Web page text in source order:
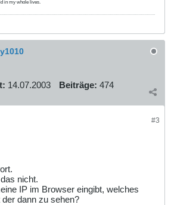
in my whole lives.
14.07.2003 Beiträge: 474
#3
nicht.
IP im Browser eingibt, welches
dann zu sehen?